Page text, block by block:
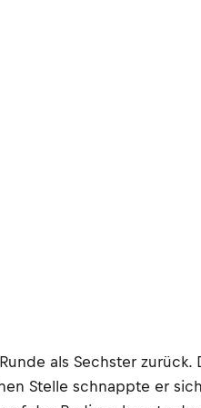
als Sechster
Stelle schnappte er